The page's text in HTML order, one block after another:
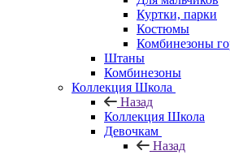
Куртки, парки
Костюмы
Комбинезоны
Штаны
Комбинезоны
Коллекция Школа
Назад
Коллекция Школа
Девочкам
Назад